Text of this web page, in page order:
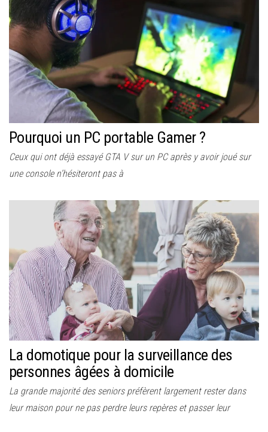
Pourquoi un PC portable Gamer ?
Ceux qui ont déjà essayé GTA V sur un PC après y avoir joué sur
une console n’hésiteront pas à
La domotique pour la surveillance des
personnes âgées à domicile
La grande majorité des seniors préfèrent largement rester dans
leur maison pour ne pas perdre leurs repères et passer leur